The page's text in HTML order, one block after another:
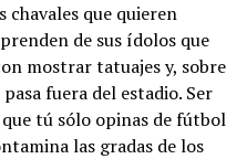
chavales que quieren
de sus ídolos que
mostrar tatuajes y, sobre
fuera del estadio. Ser
tú sólo opinas de fútbol
las gradas de los